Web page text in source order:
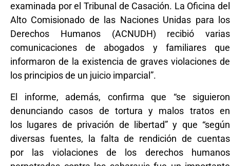
examinada por el Tribunal de Casación. La Oficina del
Alto Comisionado de las Naciones Unidas para los
Derechos Humanos (ACNUDH) recibió varias
comunicaciones de abogados y familiares que
informaron de la existencia de graves violaciones de
los principios de un juicio imparcial”.
El informe, además, confirma que “se siguieron
denunciando casos de tortura y malos tratos en
los lugares de privación de libertad” y que “según
diversas fuentes, la falta de rendición de cuentas
por las violaciones de los derechos humanos